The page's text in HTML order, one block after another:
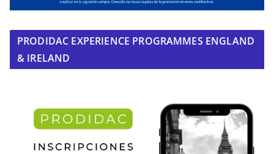
PRODIDAC EXPERIENCE PROGRAMMES ENGLAND
& IRELAND